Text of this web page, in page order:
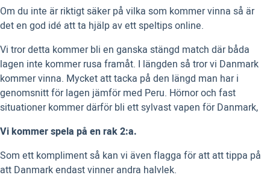
Om du inte är riktigt säker på vilka som kommer vinna så är
det en god idé att ta hjälp av ett speltips online.
Vi tror detta kommer bli en ganska stängd match där båda
lagen inte kommer rusa framåt. I längden så tror vi Danmark
kommer vinna. Mycket att tacka på den längd man har i
genomsnitt för lagen jämför med Peru. Hörnor och fast
situationer kommer därför bli ett sylvast vapen för Danmark,
Vi kommer spela på en rak 2:a.
Som ett kompliment så kan vi även flagga för att att tippa på
att Danmark endast vinner andra halvlek.